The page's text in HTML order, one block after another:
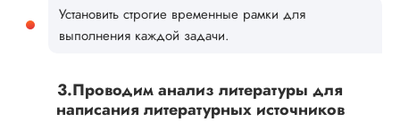
Установить строгие временные рамки для
выполнения каждой задачи.
3.Проводим анализ литературы для
написания литературных источников